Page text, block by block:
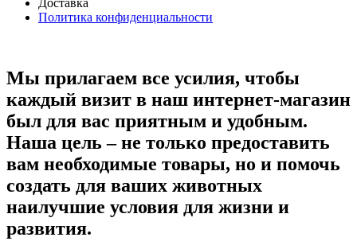
Доставка
Политика конфиденциальности
Мы прилагаем все усилия, чтобы
каждый визит в наш интернет-магазин
был для вас приятным и удобным.
Наша цель – не только предоставить
вам необходимые товары, но и помочь
создать для ваших животных
наилучшие условия для жизни и
развития.